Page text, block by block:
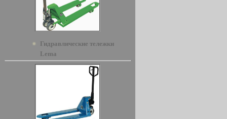
Гидравлические тележки
Lema